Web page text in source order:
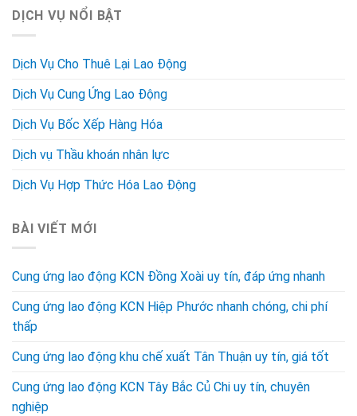
DỊCH VỤ NỔI BẬT
Dịch Vụ Cho Thuê Lại Lao Động
Dịch Vụ Cung Ứng Lao Động
Dịch Vụ Bốc Xếp Hàng Hóa
Dịch vụ Thầu khoán nhân lực
Dịch Vụ Hợp Thức Hóa Lao Động
BÀI VIẾT MỚI
Cung ứng lao động KCN Đồng Xoài uy tín, đáp ứng nhanh
Cung ứng lao động KCN Hiệp Phước nhanh chóng, chi phí
thấp
Cung ứng lao động khu chế xuất Tân Thuận uy tín, giá tốt
Cung ứng lao động KCN Tây Bắc Củ Chi uy tín, chuyên
nghiệp